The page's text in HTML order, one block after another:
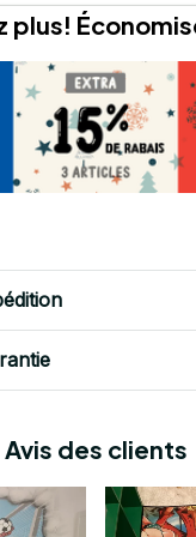
plus!
Avis des clients